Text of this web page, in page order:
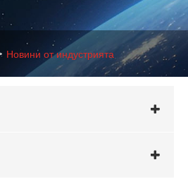
Новини от индустрията